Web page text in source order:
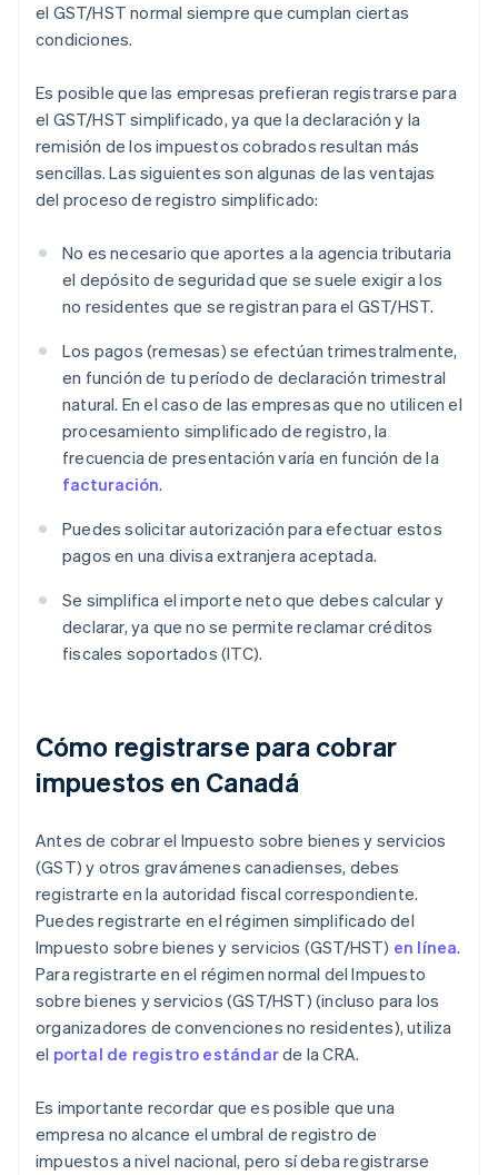
el GST/HST normal siempre que cumplan ciertas
condiciones.
Es posible que las empresas prefieran registrarse para
el GST/HST simplificado, ya que la declaración y la
remisión de los impuestos cobrados resultan más
sencillas. Las siguientes son algunas de las ventajas
del proceso de registro simplificado:
No es necesario que aportes a la agencia tributaria
el depósito de seguridad que se suele exigir a los
no residentes que se registran para el GST/HST.
Los pagos (remesas) se efectúan trimestralmente,
en función de tu período de declaración trimestral
natural. En el caso de las empresas que no utilicen el
procesamiento simplificado de registro, la
frecuencia de presentación varía en función de la
facturación.
Puedes solicitar autorización para efectuar estos
pagos en una divisa extranjera aceptada.
Se simplifica el importe neto que debes calcular y
declarar, ya que no se permite reclamar créditos
fiscales soportados (ITC).
Cómo registrarse para cobrar
impuestos en Canadá
Antes de cobrar el Impuesto sobre bienes y servicios
(GST) y otros gravámenes canadienses, debes
registrarte en la autoridad fiscal correspondiente.
Puedes registrarte en el régimen simplificado del
Impuesto sobre bienes y servicios (GST/HST) en línea.
Para registrarte en el régimen normal del Impuesto
sobre bienes y servicios (GST/HST) (incluso para los
organizadores de convenciones no residentes), utiliza
el portal de registro estándarde la CRA.
Es importante recordar que es posible que una
empresa no alcance el umbral de registro de
impuestos a nivel nacional, pero sí deba registrarse